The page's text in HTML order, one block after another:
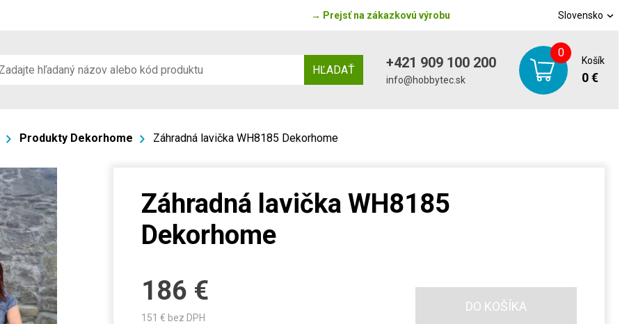
→ Prejsť na zákazkovú výrobu Slovensko
HĽADAŤ +421 909 100 200
info@hobbytec.sk
0
Košík
0 €
Produkty Dekorhome Záhradná lavička WH8185 Dekorhome
Záhradná lavička WH8185
Dekorhome
186 €
151 € bez DPH
DO KOŠÍKA